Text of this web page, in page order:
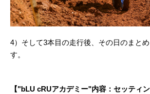
4）そして3本目の走行後、その日のまと
す。
【"bLU cRUアカデミー"内容：セッティン